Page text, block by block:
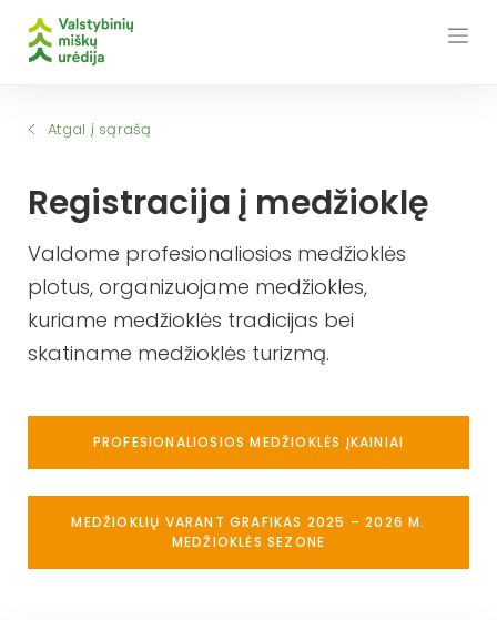
Atgal į sąrašą
Registracija į medžioklę
Valdome profesionaliosios medžioklės
plotus, organizuojame medžiokles,
kuriame medžioklės tradicijas bei
skatiname medžioklės turizmą.
PROFESIONALIOSIOS MEDŽIOKLĖS ĮKAINIAI
MEDŽIOKLIŲ VARANT GRAFIKAS 2025 – 2026 M.
MEDŽIOKLĖS SEZONE